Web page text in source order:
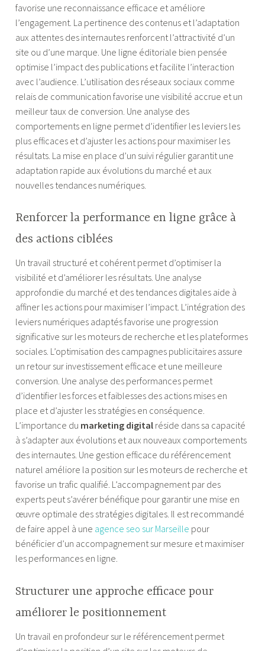
favorise une reconnaissance efficace et améliore
l’engagement. La pertinence des contenus et l’adaptation
aux attentes des internautes renforcent l’attractivité d’un
site ou d’une marque. Une ligne éditoriale bien pensée
optimise l’impact des publications et facilite l’interaction
avec l’audience. L’utilisation des réseaux sociaux comme
relais de communication favorise une visibilité accrue et un
meilleur taux de conversion. Une analyse des
comportements en ligne permet d’identifier les leviers les
plus efficaces et d’ajuster les actions pour maximiser les
résultats. La mise en place d’un suivi régulier garantit une
adaptation rapide aux évolutions du marché et aux
nouvelles tendances numériques.
Renforcer la performance en ligne grâce à
des actions ciblées
Un travail structuré et cohérent permet d’optimiser la
visibilité et d’améliorer les résultats. Une analyse
approfondie du marché et des tendances digitales aide à
affiner les actions pour maximiser l’impact. L’intégration des
leviers numériques adaptés favorise une progression
significative sur les moteurs de recherche et les plateformes
sociales. L’optimisation des campagnes publicitaires assure
un retour sur investissement efficace et une meilleure
conversion. Une analyse des performances permet
d’identifier les forces et faiblesses des actions mises en
place et d’ajuster les stratégies en conséquence.
L’importance du marketing digital réside dans sa capacité
à s’adapter aux évolutions et aux nouveaux comportements
des internautes. Une gestion efficace du référencement
naturel améliore la position sur les moteurs de recherche et
favorise un trafic qualifié. L’accompagnement par des
experts peut s’avérer bénéfique pour garantir une mise en
œuvre optimale des stratégies digitales. Il est recommandé
de faire appel à une agence seo sur Marseille pour
bénéficier d’un accompagnement sur mesure et maximiser
les performances en ligne.
Structurer une approche efficace pour
améliorer le positionnement
Un travail en profondeur sur le référencement permet